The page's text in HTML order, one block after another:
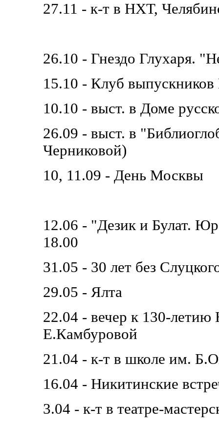
27.11 - к-т в НХТ,
26.10 - Гнездо Глухаря.
15.10 - Клуб
10.10 - выст. в Доме
26.09 - выст. в
Черниковой)
10, 11.09 - День Москвы
12.06 - "Дезик и Булат.
18.00
31.05 - 30 лет без
29.05 - Ялта
22.04 - вечер к 130-летию
Е.Камбуровой
21.04 - к-т в школе им.
16.04 - Никитинские
3.04 - к-т в театре-